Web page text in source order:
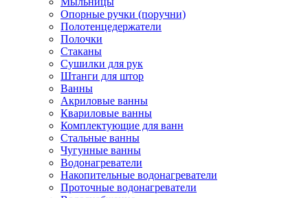
Опорные ручки (поручни)
Полотенцедержатели
Полочки
Стаканы
Сушилки для рук
Штанги для штор
Ванны
Акриловые ванны
Квариловые ванны
Комплектующие для ванн
Стальные ванны
Чугунные ванны
Водонагреватели
Накопительные водонагреватели
Проточные водонагреватели